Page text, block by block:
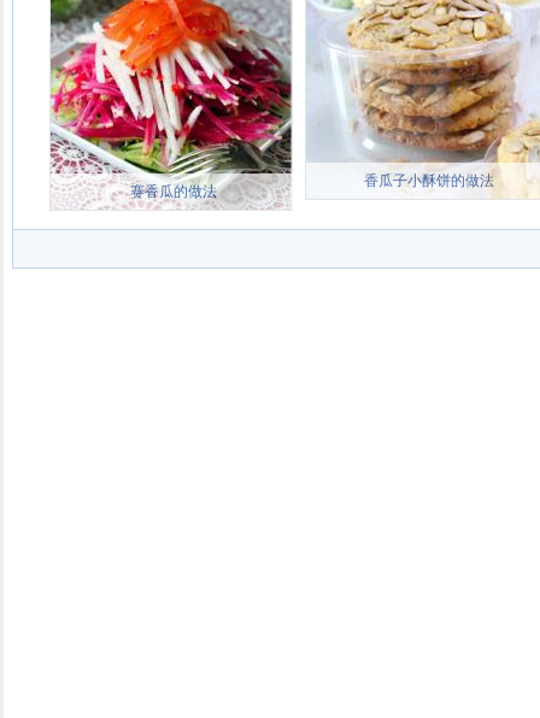
赛香瓜的做法
香瓜子小酥饼的做法